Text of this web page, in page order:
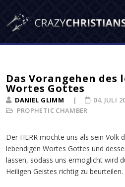
Das Vorangehen des
Wortes Gottes
DANIEL GLIMM
PROPHETIC CHAMBER
04. JULI
Der HERR möchte uns als sein Volk
lebendigen Wortes Gottes und
lassen, sodass uns ermöglicht wird
Heiligen Geistes richtig zu beurteilen.